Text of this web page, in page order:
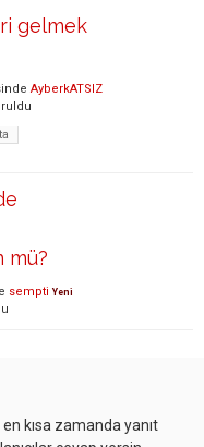
gelmek
AyberkATSIZ
mü?
sempti Yeni
kısa zamanda yanıt